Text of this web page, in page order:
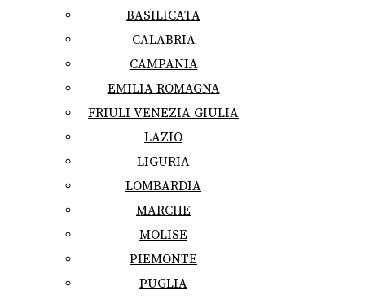
BASILICATA
CALABRIA
CAMPANIA
EMILIA ROMAGNA
FRIULI VENEZIA GIULIA
LAZIO
LIGURIA
LOMBARDIA
MARCHE
MOLISE
PIEMONTE
PUGLIA